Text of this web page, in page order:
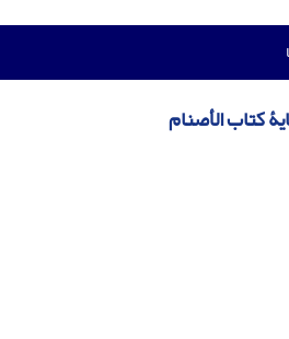
کتاب الأصنام